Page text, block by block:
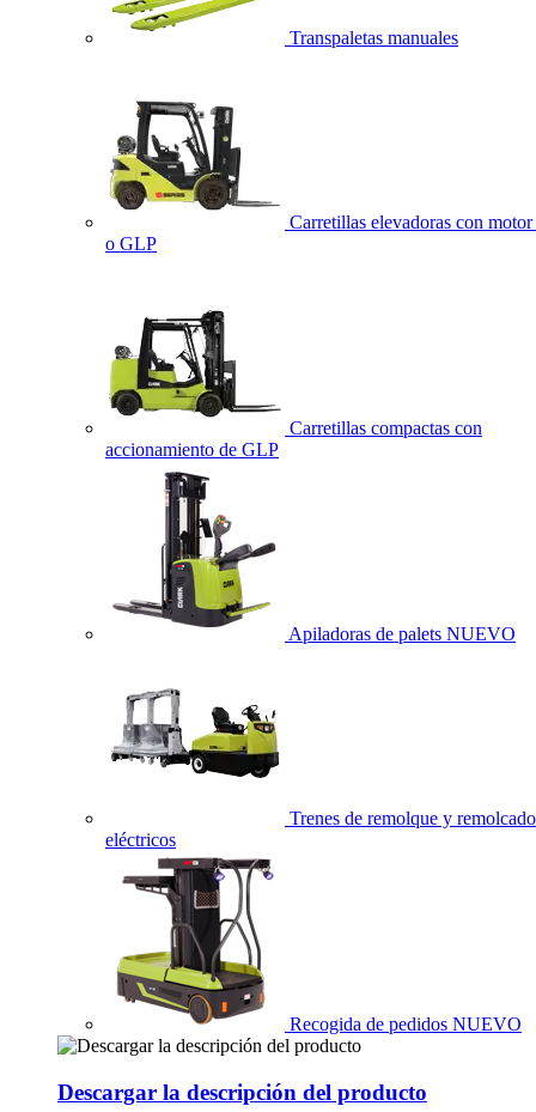
Transpaletas manuales
Carretillas elevadoras con motor
o GLP
Carretillas compactas con
accionamiento de GLP
Apiladoras de palets NUEVO
Trenes de remolque y
eléctricos
Recogida de pedidos NUEVO
Descargar la descripción del producto